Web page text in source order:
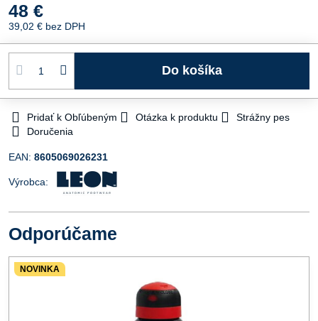
48 €
39,02 € bez DPH
Do košíka
Pridať k Obľúbeným Otázka k produktu
Strážny pes
Doručenia
EAN: 8605069026231
Výrobca:
Odporúčame
NOVINKA